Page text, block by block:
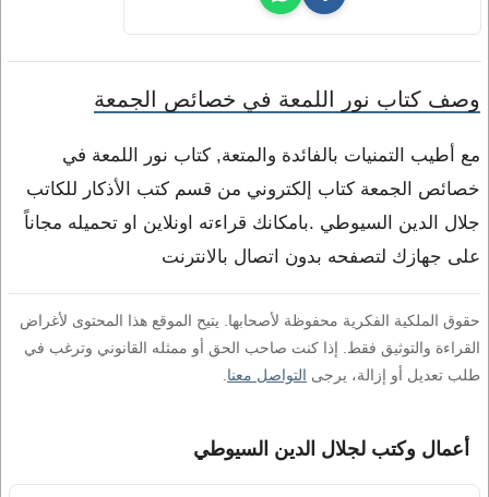
وصف كتاب نور اللمعة في خصائص الجمعة
مع أطيب التمنيات بالفائدة والمتعة, كتاب نور اللمعة في
خصائص الجمعة كتاب إلكتروني من قسم كتب الأذكار للكاتب
جلال الدين السيوطي .بامكانك قراءته اونلاين او تحميله مجاناً
على جهازك لتصفحه بدون اتصال بالانترنت
حقوق الملكية الفكرية محفوظة لأصحابها. يتيح الموقع هذا المحتوى لأغراض
القراءة والتوثيق فقط. إذا كنت صاحب الحق أو ممثله القانوني وترغب في
طلب تعديل أو إزالة، يرجى التواصل معنا
أعمال وكتب لجلال الدين السيوطي